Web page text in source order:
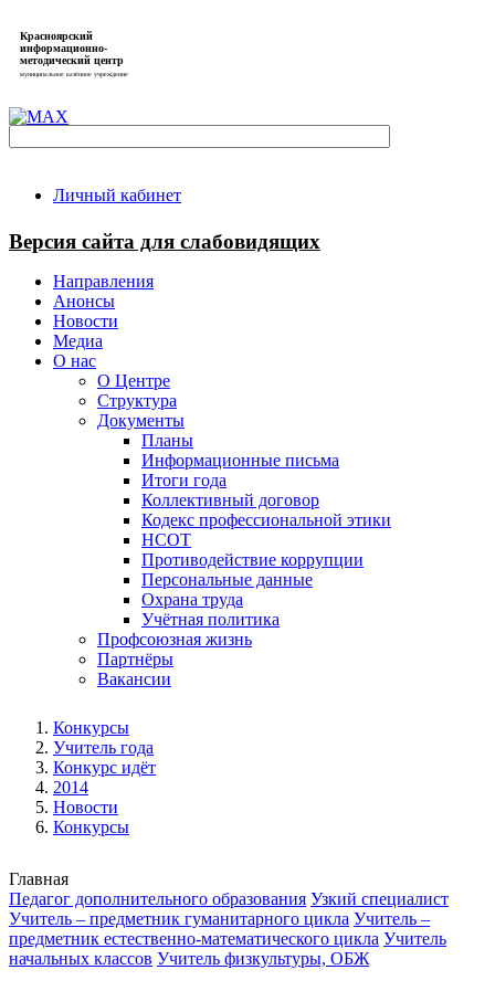
Красноярский
информационно-
методический центр
муниципальное казённое учреждение
Личный кабинет
Версия сайта для слабовидящих
Направления
Анонсы
Новости
Медиа
О нас
О Центре
Структура
Документы
Планы
Информационные письма
Итоги года
Коллективный договор
Кодекс профессиональной этики
НСОТ
Противодействие коррупции
Персональные данные
Охрана труда
Учётная политика
Профсоюзная жизнь
Партнёры
Вакансии
Конкурсы
Учитель года
Конкурс идёт
2014
Новости
Конкурсы
Главная
Педагог дополнительного образования Узкий специалист
Учитель – предметник гуманитарного цикла Учитель –
предметник естественно-математического цикла Учитель
начальных классов Учитель физкультуры, ОБЖ